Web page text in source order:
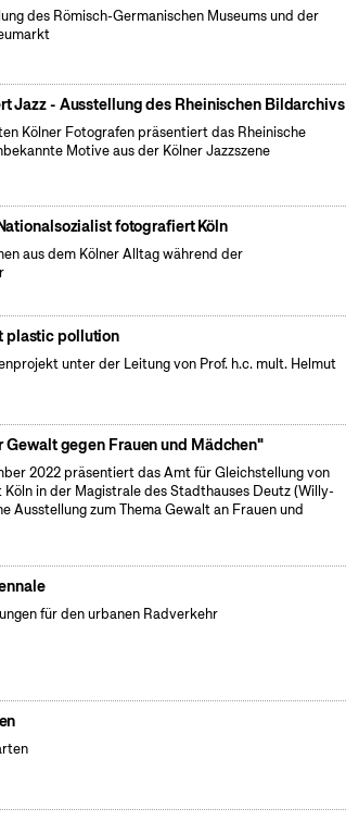
des Römisch-Germanischen Museums und der
Jazz - Ausstellung des Rheinischen Bildarchivs
Kölner Fotografen präsentiert das Rheinische
Motive aus der Kölner Jazzszene
fotografiert Köln
aus dem Kölner Alltag während der
plastic pollution
unter der Leitung von Prof. h.c. mult. Helmut
Gewalt gegen Frauen und Mädchen"
2022 präsentiert das Amt für Gleichstellung von
in der Magistrale des Stadthauses Deutz (Willy-
Ausstellung zum Thema Gewalt an Frauen und
für den urbanen Radverkehr